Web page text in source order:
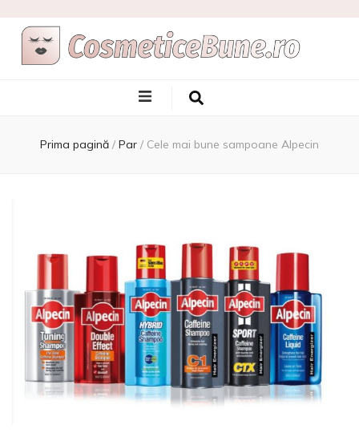
Cele Mai Bune
Produse
Prima pagină / Par / Cele mai bune sampoane Alpecin